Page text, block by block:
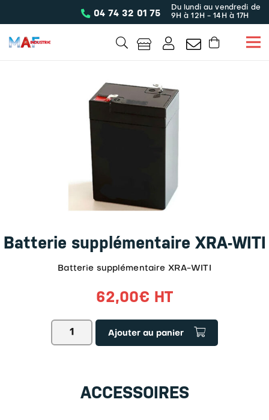
04 74 32 01 75
Du lundi au vendredi de
9H à 12H - 14H à 17H
Batterie supplémentaire XRA-WITI
Batterie supplémentaire XRA-WITI
62,00€ HT
Batterie
Ajouter au panier
ACCESSOIRES